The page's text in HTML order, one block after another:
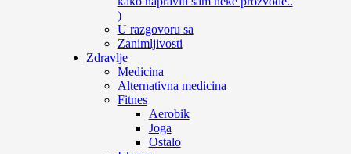
)
U razgovoru sa
Zanimljivosti
Zdravlje
Medicina
Alternativna medicina
Fitnes
Aerobik
Joga
Ostalo